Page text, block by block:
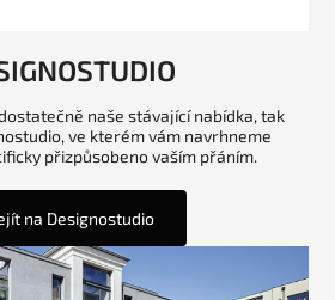
naše stávající nabídka, tak
ve kterém vám navrhneme
přizpůsobeno vaším přáním.
na Designostudio